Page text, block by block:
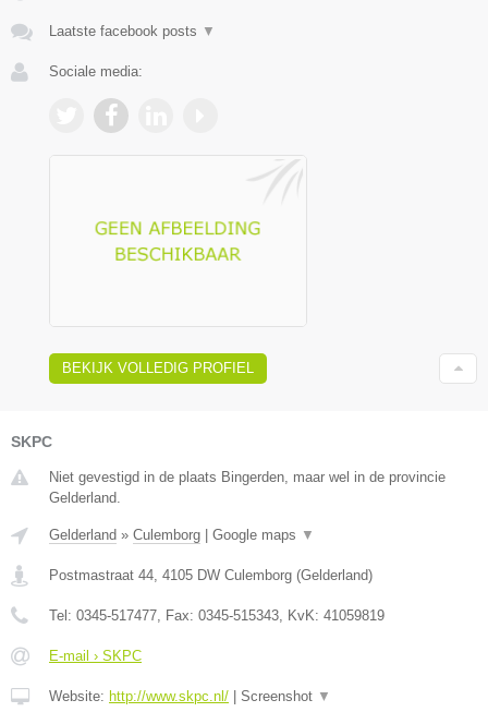
Laatste facebook posts ▼
Sociale media:
BEKIJK VOLLEDIG PROFIEL
SKPC
Niet gevestigd in de plaats Bingerden, maar wel in de provincie
Gelderland.
Gelderland » Culemborg Google maps ▼
Postmastraat 44, 4105 DW Culemborg (Gelderland)
Tel: 0345-517477, Fax: 0345-515343, KvK: 41059819
E-mail › SKPC
Website: http://www.skpc.nl/ Screenshot ▼